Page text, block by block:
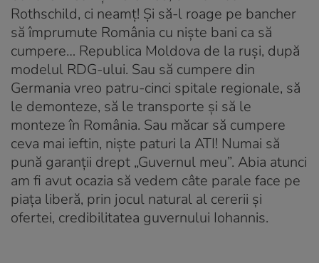
Rothschild, ci neamț! Și să-l roage pe bancher
să împrumute România cu niște bani ca să
cumpere… Republica Moldova de la ruși, după
modelul RDG-ului. Sau să cumpere din
Germania vreo patru-cinci spitale regionale, să
le demonteze, să le transporte și să le
monteze în România. Sau măcar să cumpere
ceva mai ieftin, niște paturi la ATI! Numai să
pună garanții drept „Guvernul meu”. Abia atunci
am fi avut ocazia să vedem câte parale face pe
piața liberă, prin jocul natural al cererii și
ofertei, credibilitatea guvernului Iohannis.